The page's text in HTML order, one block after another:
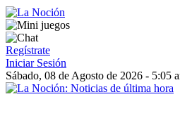
Regístrate
Iniciar Sesión
Sábado, 08 de Agosto de 2026 - 5:05